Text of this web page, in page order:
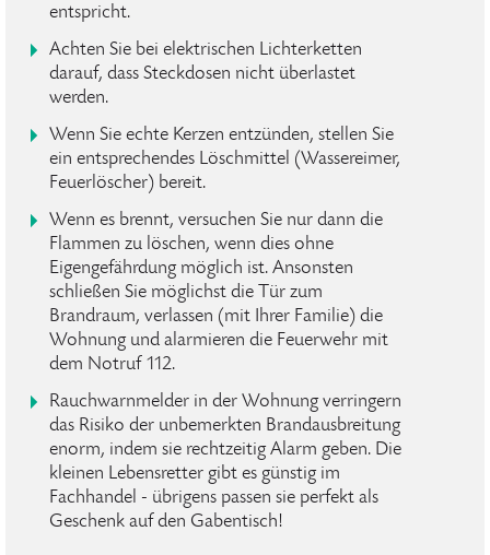
entspricht.
Achten Sie bei elektrischen Lichterketten
darauf, dass Steckdosen nicht überlastet
werden.
Wenn Sie echte Kerzen entzünden, stellen Sie
ein entsprechendes Löschmittel (Wassereimer,
Feuerlöscher) bereit.
Wenn es brennt, versuchen Sie nur dann die
Flammen zu löschen, wenn dies ohne
Eigengefährdung möglich ist. Ansonsten
schließen Sie möglichst die Tür zum
Brandraum, verlassen (mit Ihrer Familie) die
Wohnung und alarmieren die Feuerwehr mit
dem Notruf 112.
Rauchwarnmelder in der Wohnung verringern
das Risiko der unbemerkten Brandausbreitung
enorm, indem sie rechtzeitig Alarm geben. Die
kleinen Lebensretter gibt es günstig im
Fachhandel - übrigens passen sie perfekt als
Geschenk auf den Gabentisch!